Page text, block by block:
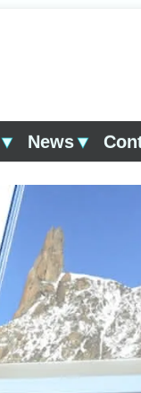
▼ News▼